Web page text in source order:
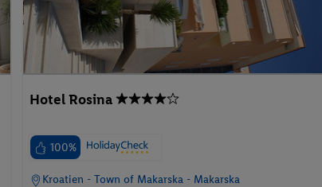
Hotel Rosina
100%
Kroatien - Town of Makarska - Makarska